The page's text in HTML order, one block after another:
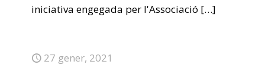
iniciativa engegada per l'Associació […]
27 gener, 2021